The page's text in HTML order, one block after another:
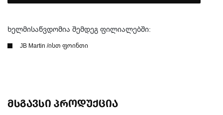
ხელმისაწვდომია შემდეგ ფილიალებში:
JB Martin /ისთ ფოინთი
მსგავსი პროდუქცია